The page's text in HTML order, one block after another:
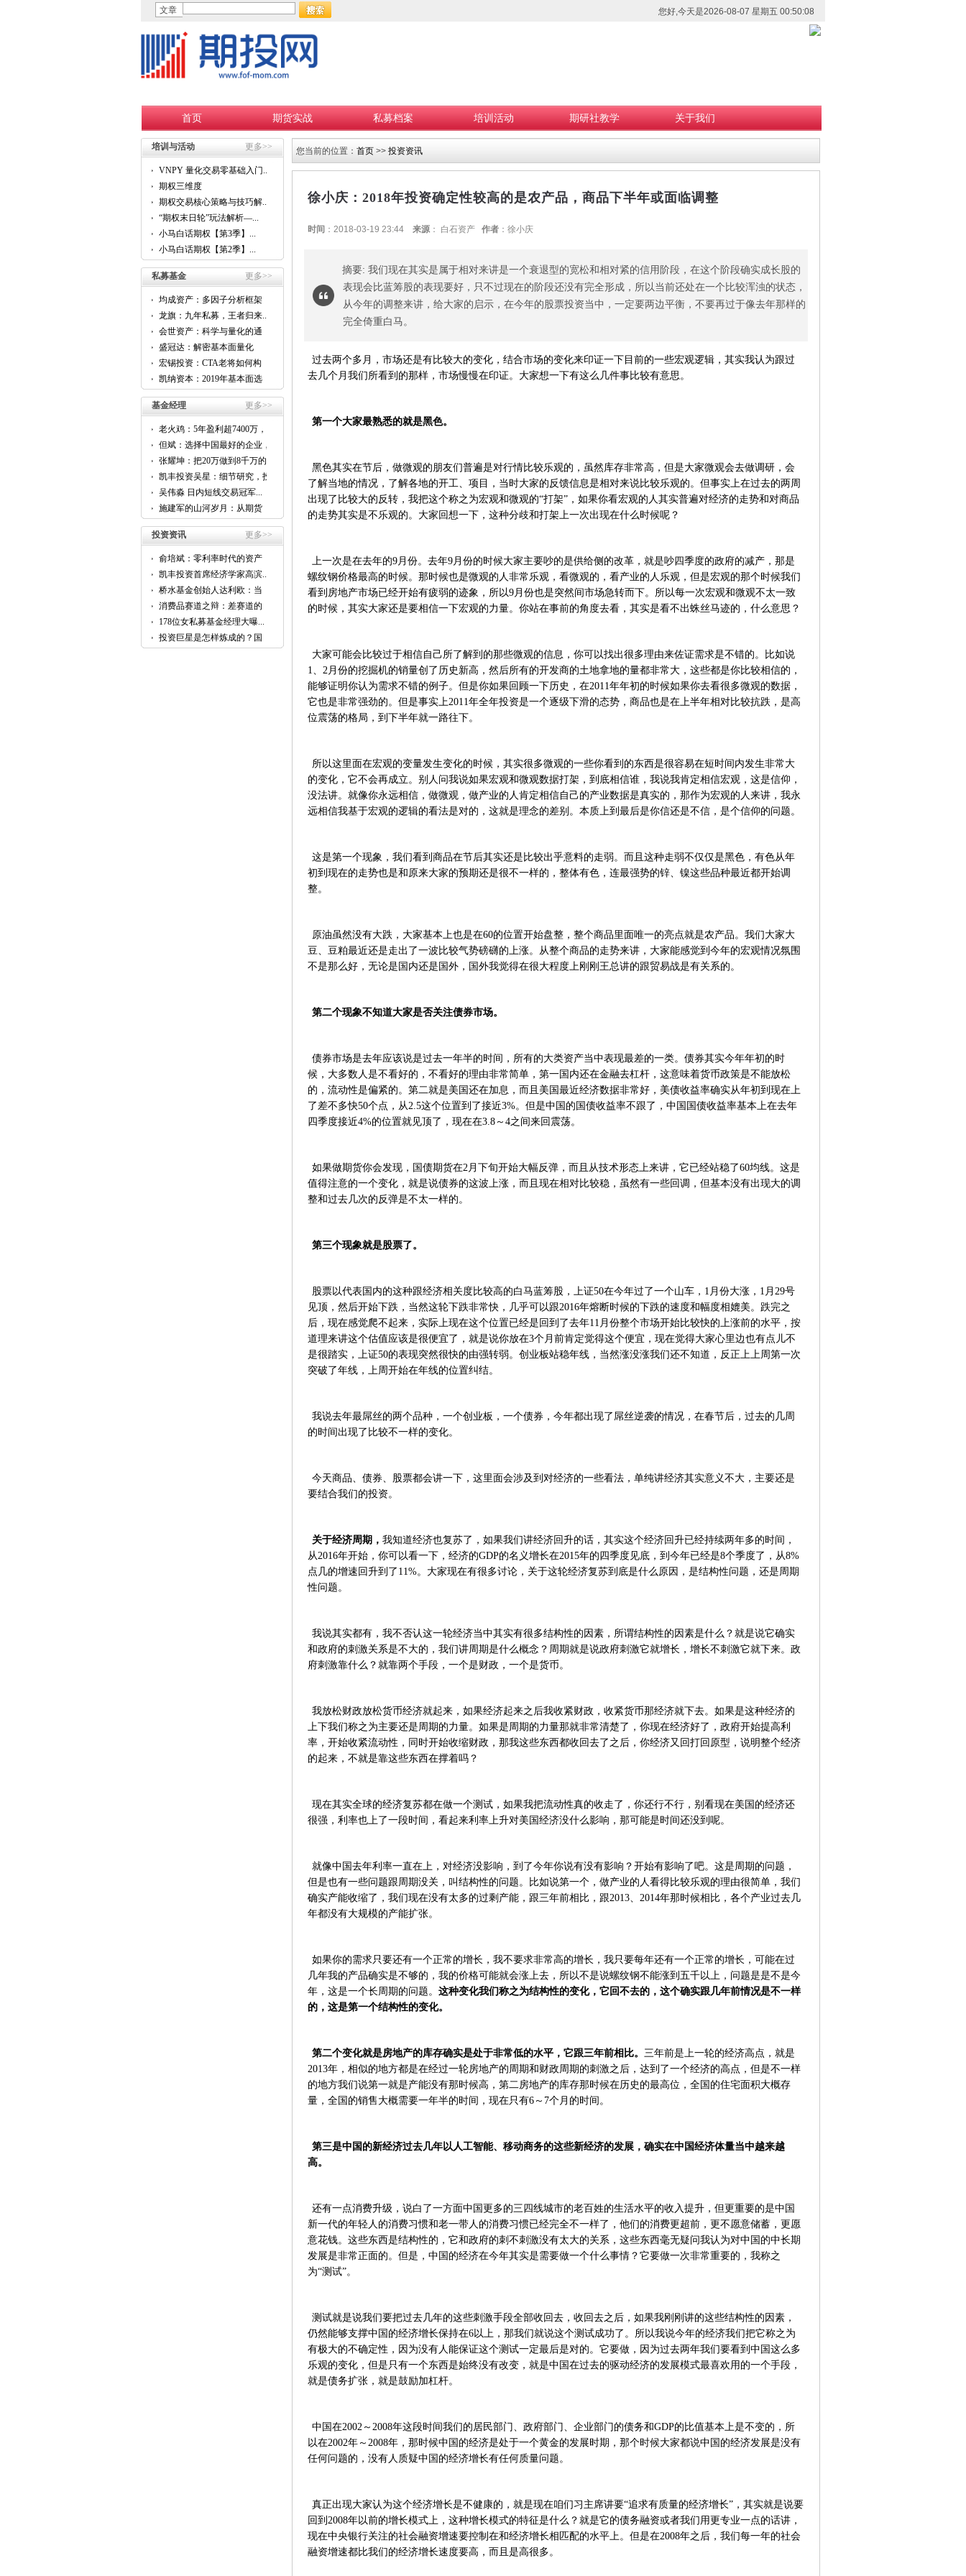
文章 您好,今天是2026-08-07 星期五 00:50:08
首页 期货实战 私募档案 培训活动 期研社教学 关于我们
培训与活动 更多>>
VNPY 量化交易零基础入门...
期权三维度
期权交易核心策略与技巧解...
“期权末日轮”玩法解析—...
小马白话期权【第3季】...
小马白话期权【第2季】...
私募基金 更多>>
均成资产：多因子分析框架
的...
龙旗：九年私募，王者归来...
会世资产：科学与量化的通
用...
盛冠达：解密基本面量化
CTA...
宏锡投资：CTA老将如何构
建...
凯纳资本：2019年基本面选
股...
基金经理
更多>>
老火鸡：5年盈利超7400万，
他...
但斌：选择中国最好的企业，
跟...
张耀坤：把20万做到8千万的...
凯丰投资吴星：细节研究，投
资...
吴伟淼 日内短线交易冠军...
施建军的山河岁月：从期货
到...
投资资讯
更多>>
俞培斌：零利率时代的资产
配...
凯丰投资首席经济学家高滨...
桥水基金创始人达利欧：当
前...
消费品赛道之辩：差赛道的
好...
178位女私募基金经理大曝...
投资巨星是怎样炼成的？国
内...
您当前的位置： 首页 >> 投资资讯
徐小庆：2018年投资确定性较高的是农产品，商品下半年或面临调整
时间 ：2018-03-19 23:44 来源： 白石资产 作者 ：徐小庆
摘要: 我们现在其实是属于相对来讲是一个衰退型的宽松和相对紧的信用阶段，在这个阶段确实成长股的
表现会比蓝筹股的表现要好，只不过现在的阶段还没有完全形成，所以当前还处在一个比较浑浊的状态，
从今年的调整来讲，给大家的启示，在今年的股票投资当中，一定要两边平衡，不要再过于像去年那样的
完全倚重白马。
过去两个多月，市场还是有比较大的变化，结合市场的变化来印证一下目前的一些宏观逻辑，其实我认为跟过
去几个月我们所看到的那样，市场慢慢在印证。大家想一下有这么几件事比较有意思。
第一个大家最熟悉的就是黑色。
黑色其实在节后，做微观的朋友们普遍是对行情比较乐观的，虽然库存非常高，但是大家微观会去做调研，会
了解当地的情况，了解各地的开工、项目，当时大家的反馈信息是相对来说比较乐观的。但事实上在过去的两周
出现了比较大的反转，我把这个称之为宏观和微观的“打架”，如果你看宏观的人其实普遍对经济的走势和对商品
的走势其实是不乐观的。大家回想一下，这种分歧和打架上一次出现在什么时候呢？
上一次是在去年的9月份。去年9月份的时候大家主要吵的是供给侧的改革，就是吵四季度的政府的减产，那是
螺纹钢价格最高的时候。那时候也是微观的人非常乐观，看微观的，看产业的人乐观，但是宏观的那个时候我们
看到房地产市场已经开始有疲弱的迹象，所以9月份也是突然间市场急转而下。所以每一次宏观和微观不太一致
的时候，其实大家还是要相信一下宏观的力量。你站在事前的角度去看，其实是看不出蛛丝马迹的，什么意思？
大家可能会比较过于相信自己所了解到的那些微观的信息，你可以找出很多理由来佐证需求是不错的。比如说
1、2月份的挖掘机的销量创了历史新高，然后所有的开发商的土地拿地的量都非常大，这些都是你比较相信的，
能够证明你认为需求不错的例子。但是你如果回顾一下历史，在2011年年初的时候如果你去看很多微观的数据，
它也是非常强劲的。但是事实上2011年全年投资是一个逐级下滑的态势，商品也是在上半年相对比较抗跌，是高
位震荡的格局，到下半年就一路往下。
所以这里面在宏观的变量发生变化的时候，其实很多微观的一些你看到的东西是很容易在短时间内发生非常大
的变化，它不会再成立。别人问我说如果宏观和微观数据打架，到底相信谁，我说我肯定相信宏观，这是信仰，
没法讲。就像你永远相信，做微观，做产业的人肯定相信自己的产业数据是真实的，那作为宏观的人来讲，我永
远相信我基于宏观的逻辑的看法是对的，这就是理念的差别。本质上到最后是你信还是不信，是个信仰的问题。
这是第一个现象，我们看到商品在节后其实还是比较出乎意料的走弱。而且这种走弱不仅仅是黑色，有色从年
初到现在的走势也是和原来大家的预期还是很不一样的，整体有色，连最强势的锌、镍这些品种最近都开始调
整。
原油虽然没有大跌，大家基本上也是在60的位置开始盘整，整个商品里面唯一的亮点就是农产品。我们大家大
豆、豆粕最近还是走出了一波比较气势磅礴的上涨。从整个商品的走势来讲，大家能感觉到今年的宏观情况氛围
不是那么好，无论是国内还是国外，国外我觉得在很大程度上刚刚王总讲的跟贸易战是有关系的。
第二个现象不知道大家是否关注债券市场。
债券市场是去年应该说是过去一年半的时间，所有的大类资产当中表现最差的一类。债券其实今年年初的时
候，大多数人是不看好的，不看好的理由非常简单，第一国内还在金融去杠杆，这意味着货币政策是不能放松
的，流动性是偏紧的。第二就是美国还在加息，而且美国最近经济数据非常好，美债收益率确实从年初到现在上
了差不多快50个点，从2.5这个位置到了接近3%。但是中国的国债收益率不跟了，中国国债收益率基本上在去年
四季度接近4%的位置就见顶了，现在在3.8～4之间来回震荡。
如果做期货你会发现，国债期货在2月下旬开始大幅反弹，而且从技术形态上来讲，它已经站稳了60均线。这是
值得注意的一个变化，就是说债券的这波上涨，而且现在相对比较稳，虽然有一些回调，但基本没有出现大的调
整和过去几次的反弹是不太一样的。
第三个现象就是股票了。
股票以代表国内的这种跟经济相关度比较高的白马蓝筹股，上证50在今年过了一个山车，1月份大涨，1月29号
见顶，然后开始下跌，当然这轮下跌非常快，几乎可以跟2016年熔断时候的下跌的速度和幅度相媲美。跌完之
后，现在感觉爬不起来，实际上现在这个位置已经是回到了去年11月份整个市场开始比较快的上涨前的水平，按
道理来讲这个估值应该是很便宜了，就是说你放在3个月前肯定觉得这个便宜，现在觉得大家心里边也有点儿不
是很踏实，上证50的表现突然很快的由强转弱。创业板站稳年线，当然涨没涨我们还不知道，反正上上周第一次
突破了年线，上周开始在年线的位置纠结。
我说去年最屌丝的两个品种，一个创业板，一个债券，今年都出现了屌丝逆袭的情况，在春节后，过去的几周
的时间出现了比较不一样的变化。
今天商品、债券、股票都会讲一下，这里面会涉及到对经济的一些看法，单纯讲经济其实意义不大，主要还是
要结合我们的投资。
关于经济周期， 我知道经济也复苏了，如果我们讲经济回升的话，其实这个经济回升已经持续两年多的时间，
从2016年开始，你可以看一下，经济的GDP的名义增长在2015年的四季度见底，到今年已经是8个季度了，从8%
点几的增速回升到了11%。大家现在有很多讨论，关于这轮经济复苏到底是什么原因，是结构性问题，还是周期
性问题。
我说其实都有，我不否认这一轮经济当中其实有很多结构性的因素，所谓结构性的因素是什么？就是说它确实
和政府的刺激关系是不大的，我们讲周期是什么概念？周期就是说政府刺激它就增长，增长不刺激它就下来。政
府刺激靠什么？就靠两个手段，一个是财政，一个是货币。
我放松财政放松货币经济就起来，如果经济起来之后我收紧财政，收紧货币那经济就下去。如果是这种经济的
上下我们称之为主要还是周期的力量。如果是周期的力量那就非常清楚了，你现在经济好了，政府开始提高利
率，开始收紧流动性，同时开始收缩财政，那我这些东西都收回去了之后，你经济又回打回原型，说明整个经济
的起来，不就是靠这些东西在撑着吗？
现在其实全球的经济复苏都在做一个测试，如果我把流动性真的收走了，你还行不行，别看现在美国的经济还
很强，利率也上了一段时间，看起来利率上升对美国经济没什么影响，那可能是时间还没到呢。
就像中国去年利率一直在上，对经济没影响，到了今年你说有没有影响？开始有影响了吧。这是周期的问题，
但是也有一些问题跟周期没关，叫结构性的问题。比如说第一个，做产业的人看得比较乐观的理由很简单，我们
确实产能收缩了，我们现在没有太多的过剩产能，跟三年前相比，跟2013、2014年那时候相比，各个产业过去几
年都没有大规模的产能扩张。
如果你的需求只要还有一个正常的增长，我不要求非常高的增长，我只要每年还有一个正常的增长，可能在过
几年我的产品确实是不够的，我的价格可能就会涨上去，所以不是说螺纹钢不能涨到五千以上，问题是是不是今
年，这是一个长周期的问题。 这种变化我们称之为结构性的变化，它回不去的，这个确实跟几年前情况是不一样
的，这是第一个结构性的变化。
第二个变化就是房地产的库存确实是处于非常低的水平，它跟三年前相比。 三年前是上一轮的经济高点，就是
2013年，相似的地方都是在经过一轮房地产的周期和财政周期的刺激之后，达到了一个经济的高点，但是不一样
的地方我们说第一就是产能没有那时候高，第二房地产的库存那时候在历史的最高位，全国的住宅面积大概存
量，全国的销售大概需要一年半的时间，现在只有6～7个月的时间。
第三是中国的新经济过去几年以人工智能、移动商务的这些新经济的发展，确实在中国经济体量当中越来越
高。
还有一点消费升级，说白了一方面中国更多的三四线城市的老百姓的生活水平的收入提升，但更重要的是中国
新一代的年轻人的消费习惯和老一带人的消费习惯已经完全不一样了，他们的消费更超前，更不愿意储蓄，更愿
意花钱。这些东西是结构性的，它和政府的刺不刺激没有太大的关系，这些东西毫无疑问我认为对中国的中长期
发展是非常正面的。但是，中国的经济在今年其实是需要做一个什么事情？它要做一次非常重要的，我称之
为“测试”。
测试就是说我们要把过去几年的这些刺激手段全部收回去，收回去之后，如果我刚刚讲的这些结构性的因素，
仍然能够支撑中国的经济增长保持在6以上，那我们就说这个测试成功了。所以我说今年的经济我们把它称之为
有极大的不确定性，因为没有人能保证这个测试一定最后是对的。它要做，因为过去两年我们要看到中国这么多
乐观的变化，但是只有一个东西是始终没有改变，就是中国在过去的驱动经济的发展模式最喜欢用的一个手段，
就是债务扩张，就是鼓励加杠杆。
中国在2002～2008年这段时间我们的居民部门、政府部门、企业部门的债务和GDP的比值基本上是不变的，所
以在2002年～2008年，那时候中国的经济是处于一个黄金的发展时期，那个时候大家都说中国的经济发展是没有
任何问题的，没有人质疑中国的经济增长有任何质量问题。
真正出现大家认为这个经济增长是不健康的，就是现在咱们习主席讲要“追求有质量的经济增长”，其实就是说要
回到2008年以前的增长模式上，这种增长模式的特征是什么？就是它的债务融资或者我们用更专业一点的话讲，
现在中央银行关注的社会融资增速要控制在和经济增长相匹配的水平上。但是在2008年之后，我们每一年的社会
融资增速都比我们的经济增长速度要高，而且是高很多。